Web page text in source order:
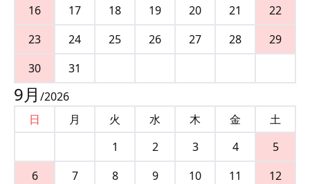
16
17 18 19 20 21
22
23
24 25 26 27 28
29
30
31
9月 /2026
日
月 火 水 木 金
土
1
2 3 4
5
6
7 8 9 10 11
12